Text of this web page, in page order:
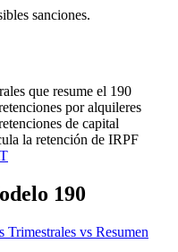
sanciones.
que resume el 190
por alquileres
de capital
la retención de IRPF
190
Trimestrales vs Resumen